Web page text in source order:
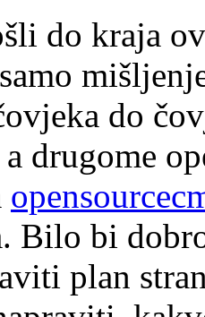
do kraja
do
drugome
Bilo bi
plan